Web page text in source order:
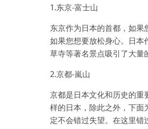
1.东京-富士山
东京作为日本的首都，如果
如果您想要放松身心。日
草寺等著名景点吸引了大量
2.京都-嵐山
京都是日本文化和历史的重
样的日本，除此之外，下面
定不会错过失望。在这里错